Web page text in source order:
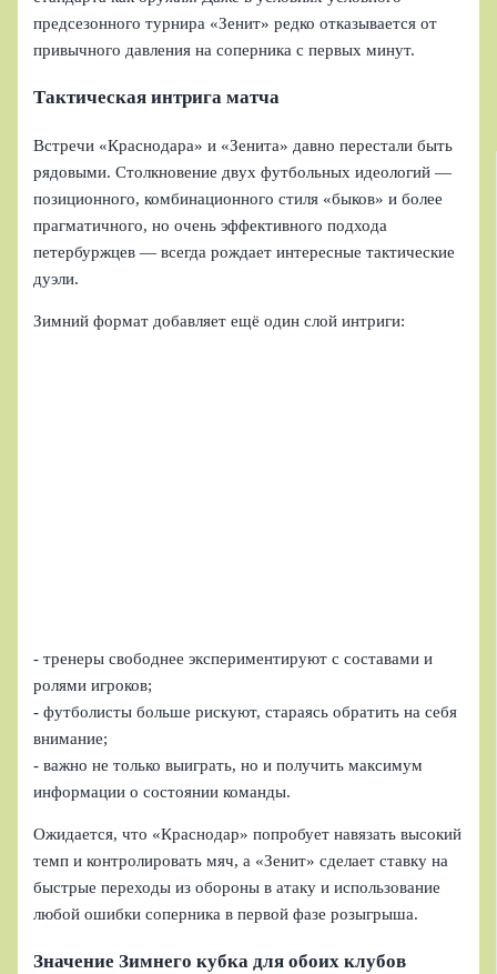
предсезонного турнира «Зенит» редко отказывается от
привычного давления на соперника с первых минут.
Тактическая интрига матча
Встречи «Краснодара» и «Зенита» давно перестали быть
рядовыми. Столкновение двух футбольных идеологий —
позиционного, комбинационного стиля «быков» и более
прагматичного, но очень эффективного подхода
петербуржцев — всегда рождает интересные тактические
дуэли.
Зимний формат добавляет ещё один слой интриги:
- тренеры свободнее экспериментируют с составами и
ролями игроков;
- футболисты больше рискуют, стараясь обратить на себя
внимание;
- важно не только выиграть, но и получить максимум
информации о состоянии команды.
Ожидается, что «Краснодар» попробует навязать высокий
темп и контролировать мяч, а «Зенит» сделает ставку на
быстрые переходы из обороны в атаку и использование
любой ошибки соперника в первой фазе розыгрыша.
Значение Зимнего кубка для обоих клубов